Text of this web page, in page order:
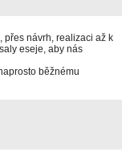
přes návrh, realizaci až k
eseje, aby nás
běžnému